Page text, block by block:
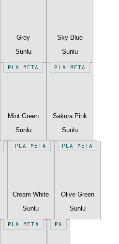
Grey
Sunlu
Sky Blue
Sunlu
PLA META
Mint Green
Sunlu
PLA META
Sakura Pink
Sunlu
PLA META
Cream White
Sunlu
PLA META
Olive Green
Sunlu
PLA META PA